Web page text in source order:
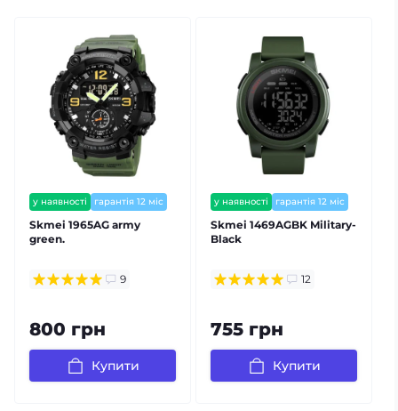
у наявності гарантія 12 міс
Skmei 1965AG army
green.
9
800 грн
Купити
у наявності гарантія 12 міс
Skmei 1469AGBK Military-
Black
12
755 грн
Купити